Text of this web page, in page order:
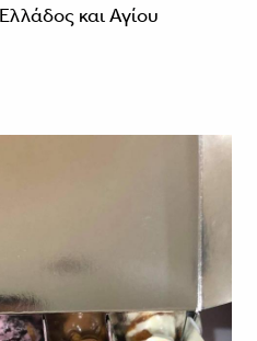
και Αγίου